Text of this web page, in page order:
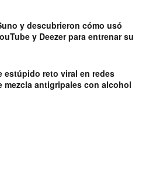
y descubrieron cómo usó
y Deezer para entrenar su
estúpido reto viral en redes
mezcla antigripales con alcohol